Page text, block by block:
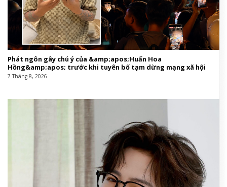
Phát ngôn gây chú ý của &amp;apos;Huấn Hoa
Hồng&amp;apos; trước khi tuyên bố tạm dừng mạng xã hội
7 Tháng 8, 2026